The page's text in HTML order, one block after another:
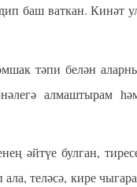
баш ваткан. Кинәт
тәпи белән
алмаштырам
әйтүе булган,
теләсә, кире